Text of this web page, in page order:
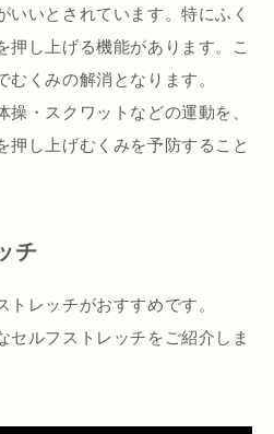
いとされています。特にふく
押し上げる機能があります。こ
くみの解消となります。
・スクワットなどの運動を、
押し上げむくみを予防すること
チ
レッチがおすすめです。
セルフストレッチをご紹介しま